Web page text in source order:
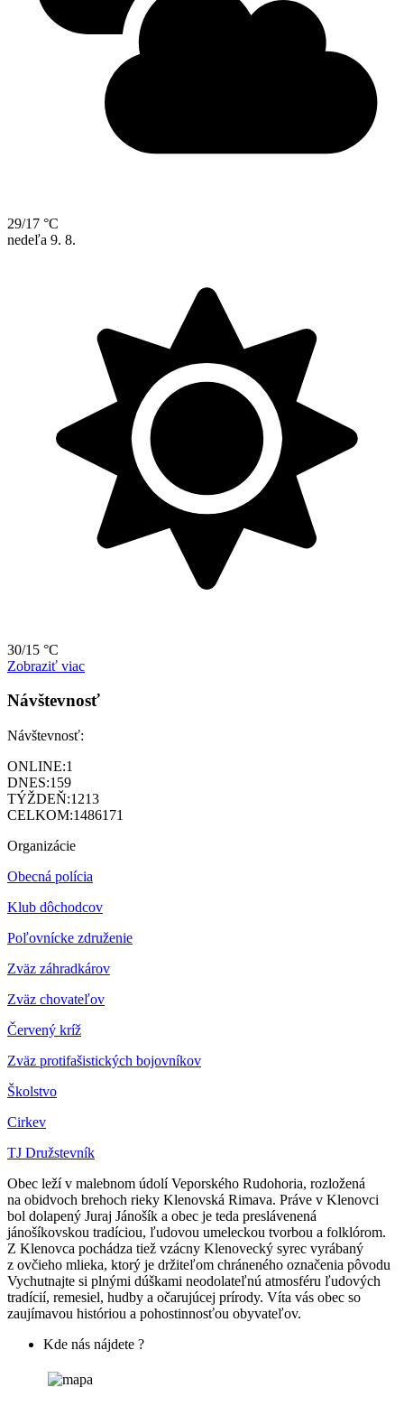
29/17 °C
nedeľa 9. 8.
30/15 °C
Zobraziť viac
Návštevnosť
Návštevnosť:
ONLINE:1
DNES:159
TÝŽDEŇ:1213
CELKOM:1486171
Organizácie
Obecná polícia
Klub dôchodcov
Poľovnícke združenie
Zväz záhradkárov
Zväz chovateľov
Červený kríž
Zväz protifašistických bojovníkov
Školstvo
Cirkev
TJ Družstevník
Obec leží v malebnom údolí Veporského Rudohoria, rozložená
na obidvoch brehoch rieky Klenovská Rimava. Práve v Klenovci
bol dolapený Juraj Jánošík a obec je teda preslávenená
jánošíkovskou tradíciou, ľudovou umeleckou tvorbou a folklórom.
Z Klenovca pochádza tiež vzácny Klenovecký syrec vyrábaný
z ovčieho mlieka, ktorý je držiteľom chráneného označenia pôvodu
Vychutnajte si plnými dúškami neodolateľnú atmosféru ľudových
tradícií, remesiel, hudby a očarujúcej prírody. Víta vás obec so
zaujímavou históriou a pohostinnosťou obyvateľov.
Kde nás nájdete ?